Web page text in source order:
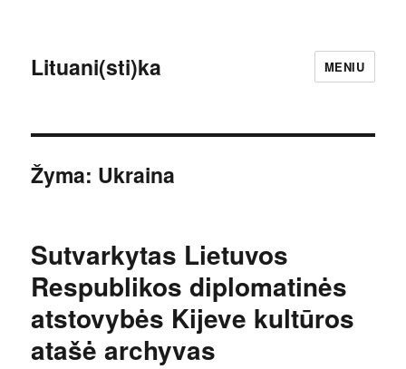
Lituani(sti)ka MENIU
Žyma: Ukraina
Sutvarkytas Lietuvos
Respublikos diplomatinės
atstovybės Kijeve kultūros
atašė archyvas